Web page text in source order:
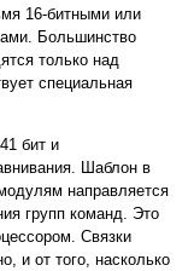
16-битными или
Большинство
только над
специальная
бит и
Шаблон в
направляется
групп команд. Это
Связки
и от того, насколько